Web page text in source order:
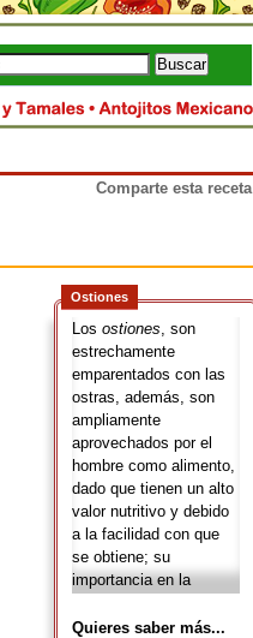
Ostiones
Los ostiones, son
estrechamente
emparentados con las
ostras, además, son
ampliamente
aprovechados por el
hombre como alimento,
dado que tienen un alto
valor nutritivo y debido
a la facilidad con que
se obtiene; su
importancia en la
la variabilidad que tiene
Quieres saber más...
Comparte esta receta